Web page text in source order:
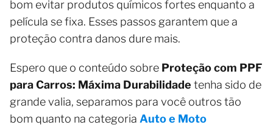
bom evitar produtos químicos fortes enquanto a
película se fixa. Esses passos garantem que a
proteção contra danos dure mais.
Espero que o conteúdo sobre Proteção com PPF
para Carros: Máxima Durabilidade tenha sido de
grande valia, separamos para você outros tão
bom quanto na categoria Auto e Moto